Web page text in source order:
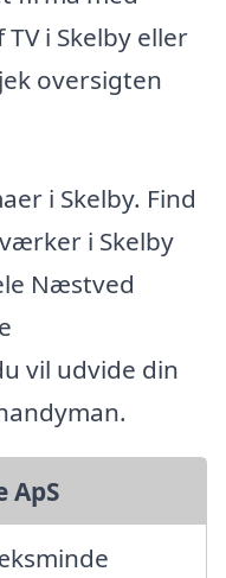
i Skelby eller
oversigten
i Skelby. Find
i Skelby
Næstved
vil udvide din
ApS